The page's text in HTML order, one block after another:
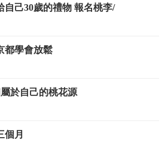
自己30歲的禮物 報名桃李/
都學會放鬆
於自己的桃花源
個月